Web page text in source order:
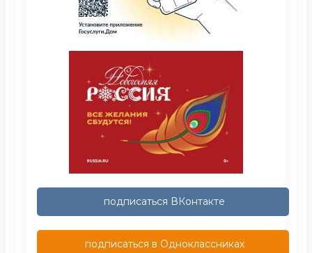
подписаться ВКонтакте
подписаться в Одноклассниках